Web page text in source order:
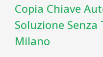
Copia Chiave
Soluzione
Milano